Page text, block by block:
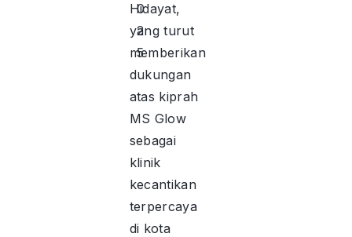
0
2
5
Hidayat,
yang turut
memberikan
dukungan
atas kiprah
MS Glow
sebagai
klinik
kecantikan
terpercaya
di kota